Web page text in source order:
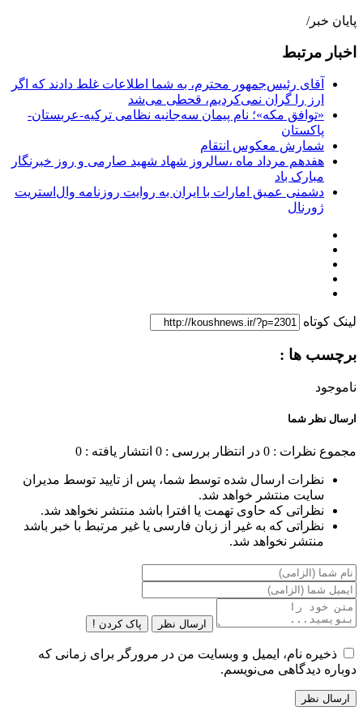
پایان خبر/
اخبار مرتبط
آقای رئیس‌جمهور محترم، به شما اطلاعات غلط دادند که اگر
ارز را گران نمی‌کردیم، قحطی می‌شد
«توافق مکه»؛ نام پیمان سه‌جانبه نظامی ترکیه-عربستان-
پاکستان
شمارش معکوس انتقام
هفدهم مرداد ماه ،سالروز شهاد شهید صارمی و روز خبرنگار
مبارک باد
دشمنی عمیق امارات با ایران به روایت روزنامه وال‌استریت
ژورنال
لینک کوتاه
برچسب ها :
ناموجود
ارسال نظر شما
مجموع نظرات : 0 در انتظار بررسی : 0 انتشار یافته : 0
نظرات ارسال شده توسط شما، پس از تایید توسط مدیران
سایت منتشر خواهد شد.
نظراتی که حاوی تهمت یا افترا باشد منتشر نخواهد شد.
نظراتی که به غیر از زبان فارسی یا غیر مرتبط با خبر باشد
منتشر نخواهد شد.
ارسال نظر پاک کردن !
ذخیره نام، ایمیل و وبسایت من در مرورگر برای زمانی که
دوباره دیدگاهی می‌نویسم.